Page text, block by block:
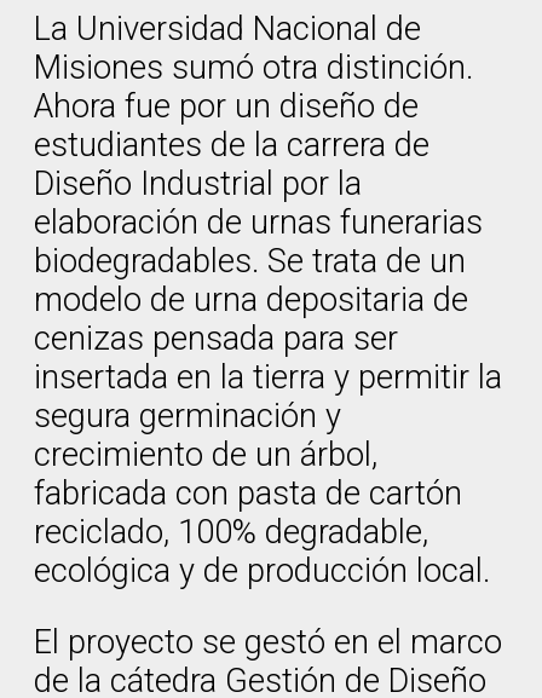
La Universidad Nacional de
Misiones sumó otra distinción.
Ahora fue por un diseño de
estudiantes de la carrera de
Diseño Industrial por la
elaboración de urnas funerarias
biodegradables. Se trata de un
modelo de urna depositaria de
cenizas pensada para ser
insertada en la tierra y permitir la
segura germinación y
crecimiento de un árbol,
fabricada con pasta de cartón
reciclado, 100% degradable,
ecológica y de producción local.
El proyecto se gestó en el marco
de la cátedra Gestión de Diseño